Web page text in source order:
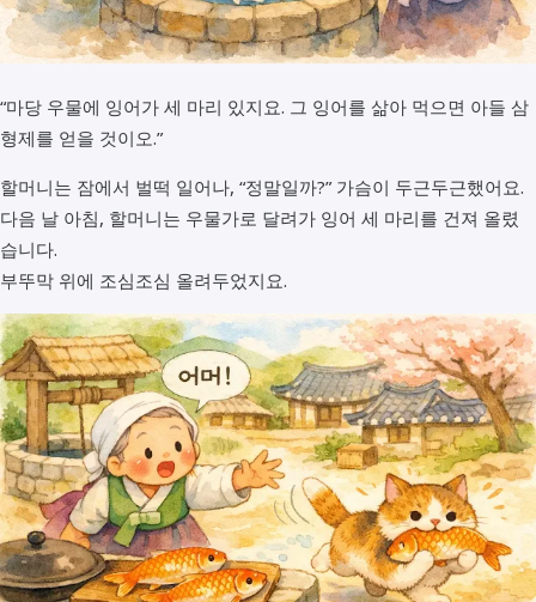
“마당 우물에 잉어가 세 마리 있지요. 그 잉어를 삶아 먹으면 아들 삼
형제를 얻을 것이오.”
할머니는 잠에서 벌떡 일어나, “정말일까?” 가슴이 두근두근했어요.
다음 날 아침, 할머니는 우물가로 달려가 잉어 세 마리를 건져 올렸
습니다.
부뚜막 위에 조심조심 올려두었지요.